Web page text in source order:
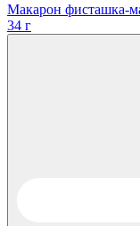
Макарон фисташка-
34 г